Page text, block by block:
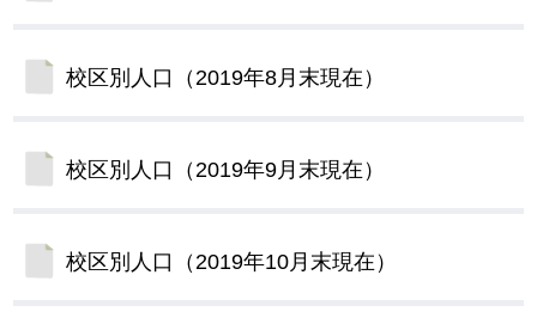
校区別人口（2019年8月末現在）
校区別人口（2019年9月末現在）
校区別人口（2019年10月末現在）